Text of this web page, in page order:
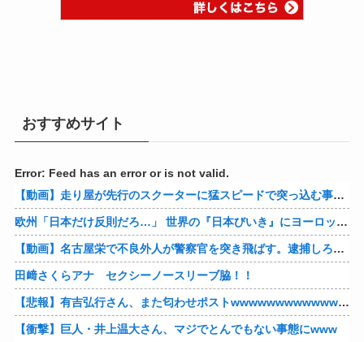
おすすめサイト
Error: Feed has an error or is not valid.
【動画】走り屋が先行のスクーターに猛スピードで突っ込む事故。
欧州「日本だけ反則だろ…」 世界の『日本びいき』にヨーロッパ全土から不満の声
【動画】名古屋栄で不良外人が警察官を突き飛ばす。逮捕しろやｗｗｗ
田﨑さくらアナ セクシーノースリーブ脇！！
【悲報】有吉弘行さん、また匂わせポストwwwwwwwwwwwwwwww
【衝撃】巨人・井上温大さん、マジでとんでもない事態にwww